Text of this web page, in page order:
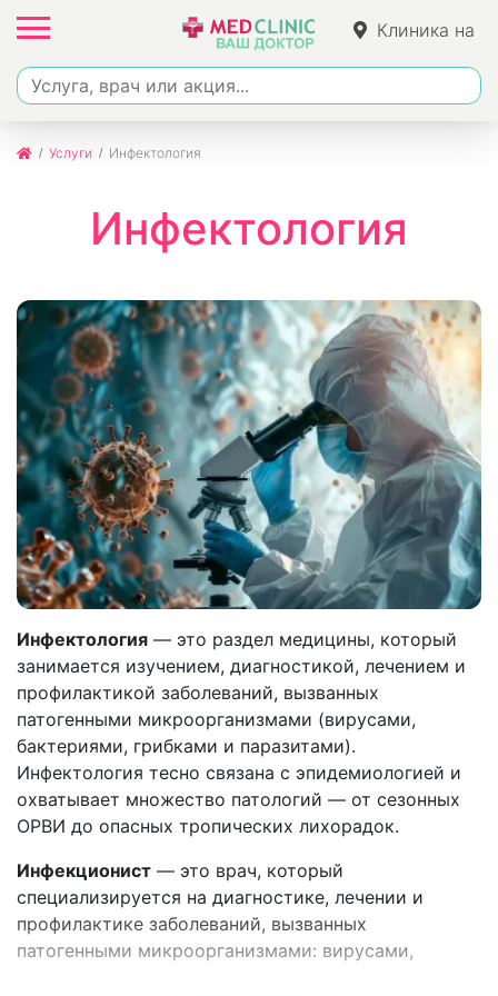
Клиника на
Джалиля
Услуги Инфектология
Инфектология
Инфектология — это раздел медицины, который
занимается изучением, диагностикой, лечением и
профилактикой заболеваний, вызванных
патогенными микроорганизмами (вирусами,
бактериями, грибками и паразитами).
Инфектология тесно связана с эпидемиологией и
охватывает множество патологий — от сезонных
ОРВИ до опасных тропических лихорадок.
Инфекционист — это врач, который
специализируется на диагностике, лечении и
профилактике заболеваний, вызванных
патогенными микроорганизмами: вирусами,